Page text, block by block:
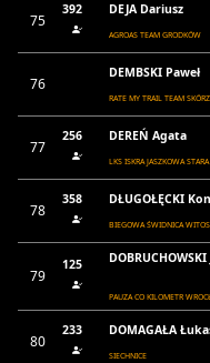
75
392 DEJA Dariusz
AGROAS TEAM GRODKÓW
76
DEMBSKI Paweł
RATE MY TRAIL TEAM
77
256 DEREŃ Agata
LKS ISKRA JASZKOWA
78
358 DŁUGOŁĘCKI
BIEGOWA ŚWIDNICA
79
125 DOBRUCHOWSKI
PAUZA CO KILOMETR
80
233 DOMAGAŁA
SIECHNICE